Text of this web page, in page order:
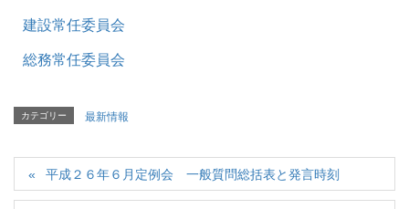
建設常任委員会
総務常任委員会
カテゴリー 最新情報
平成２６年６月定例会 一般質問総括表と発言時刻